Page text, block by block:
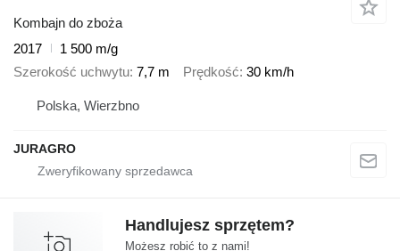
Kombajn do zboża
2017
1 500 m/g
Szerokość uchwytu 7,7 m Prędkość 30 km/h
Polska, Wierzbno
JURAGRO
Handlujesz sprzętem?
Możesz robić to z nami!